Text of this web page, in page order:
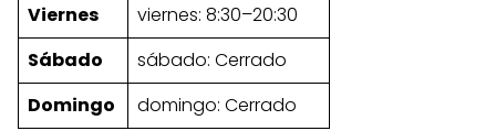
Viernes
viernes: 8:30–20:30
Sábado
sábado: Cerrado
Domingo
domingo: Cerrado